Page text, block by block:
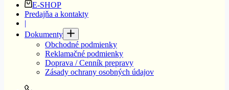
E-SHOP
Predajňa a kontakty
|
Dokumenty
Obchodné podmienky
Reklamačné podmienky
Doprava / Cenník prepravy
Zásady ochrany osobných údajov